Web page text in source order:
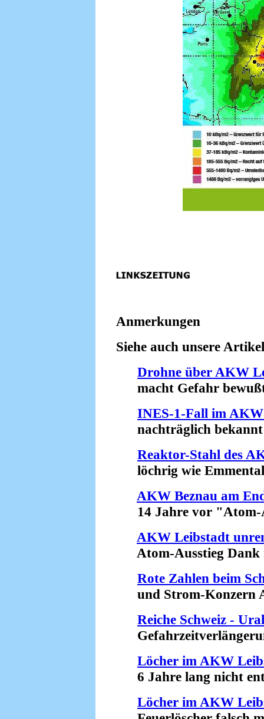
Anmerkungen
Siehe auch unsere
Drohne über AKW
macht Gefahr
INES-1-Fall im
nachträglich bekannt
Reaktor-Stahl des
löchrig wie
AKW Beznau am
14 Jahre vor "Atom-
AKW Leibstadt
Atom-Ausstieg Dank
Rote Zahlen beim
und Strom-Konzern
Reiche Schweiz -
Löcher im AKW
6 Jahre lang nicht
Löcher im AKW